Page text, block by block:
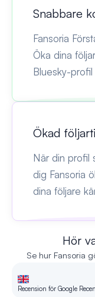
Snabbare
Fansoria
Öka dina
Bluesky-
Ökad
När din profil
dig Fansoria
dina följare
Hör
Se hur Fansoria
Recension för Google